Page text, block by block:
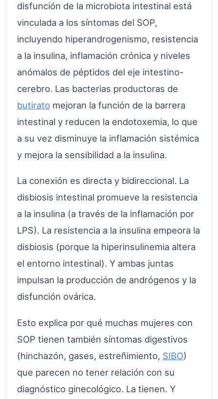
disfunción de la microbiota intestinal está
vinculada a los síntomas del SOP,
incluyendo hiperandrogenismo, resistencia
a la insulina, inflamación crónica y niveles
anómalos de péptidos del eje intestino-
cerebro. Las bacterias productoras de
butirato mejoran la función de la barrera
intestinal y reducen la endotoxemia, lo que
a su vez disminuye la inflamación sistémica
y mejora la sensibilidad a la insulina.
La conexión es directa y bidireccional. La
disbiosis intestinal promueve la resistencia
a la insulina (a través de la inflamación por
LPS). La resistencia a la insulina empeora la
disbiosis (porque la hiperinsulinemia altera
el entorno intestinal). Y ambas juntas
impulsan la producción de andrógenos y la
disfunción ovárica.
Esto explica por qué muchas mujeres con
SOP tienen también síntomas digestivos
(hinchazón, gases, estreñimiento, SIBO)
que parecen no tener relación con su
diagnóstico ginecológico. La tienen. Y